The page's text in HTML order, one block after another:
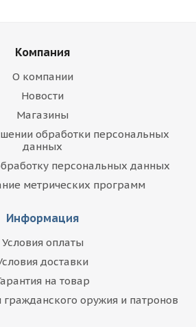
Компания
О компании
Новости
Магазины
обработки персональных
данных
персональных данных
метрических программ
Информация
Условия оплаты
доставки
на товар
оружия и патронов